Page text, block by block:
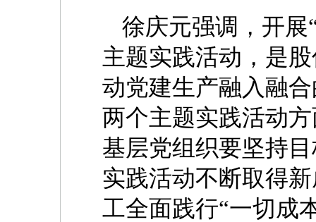
徐庆元强调，开展
主题实践活动，是
动党建生产融入融
两个主题实践活动
基层党组织要坚持
实践活动不断取得
工全面践行“一切成